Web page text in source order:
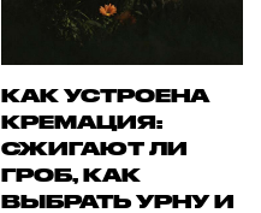
КАК УСТРОЕНА
КРЕМАЦИЯ:
СЖИГАЮТ ЛИ
ГРОБ, КАК
ВЫБРАТЬ УРНУ И